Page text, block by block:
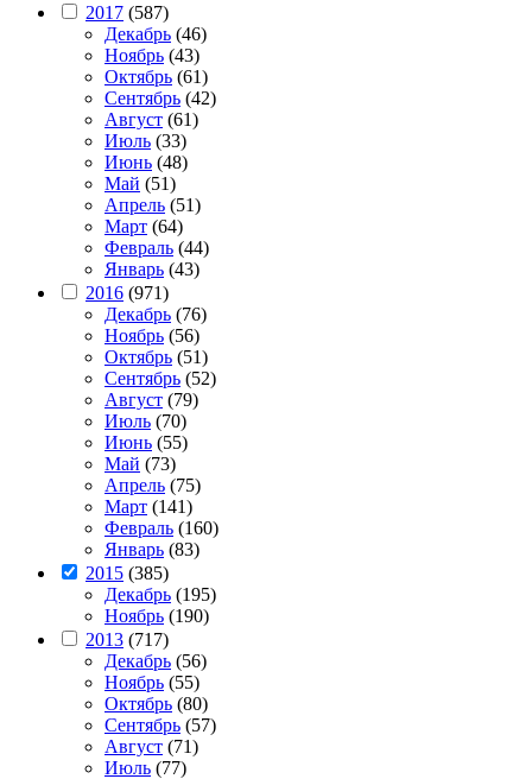
2017 (587)
Декабрь (46)
Ноябрь (43)
Октябрь (61)
Сентябрь (42)
Август (61)
Июль (33)
Июнь (48)
Май (51)
Апрель (51)
Март (64)
Февраль (44)
Январь (43)
2016 (971)
Декабрь (76)
Ноябрь (56)
Октябрь (51)
Сентябрь (52)
Август (79)
Июль (70)
Июнь (55)
Май (73)
Апрель (75)
Март (141)
Февраль (160)
Январь (83)
2015 (385)
Декабрь (195)
Ноябрь (190)
2013 (717)
Декабрь (56)
Ноябрь (55)
Октябрь (80)
Сентябрь (57)
Август (71)
Июль (77)